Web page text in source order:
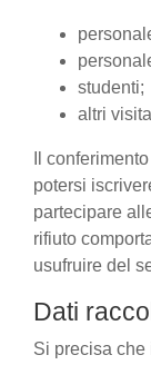
studenti;
altri
Il
potersi
partecipare
rifiuto
usufruire del
Dati
Si precisa che